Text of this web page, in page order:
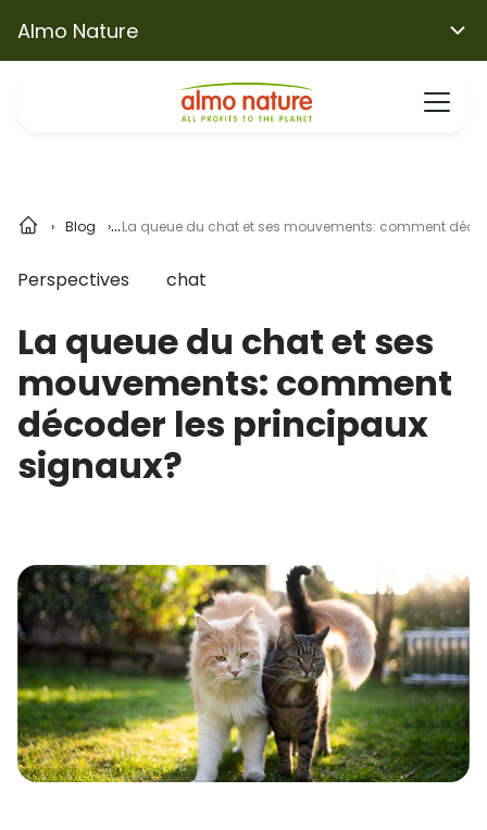
Almo Nature
Blog La queue du chat et ses mouvements: comment
Perspectives chat
La queue du chat et ses
mouvements: comment
décoder les principaux
signaux?